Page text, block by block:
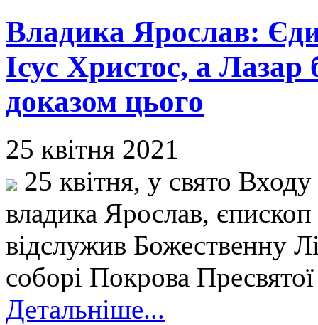
Владика Ярослав:
Ісус Христос, а
доказом цього
25 квітня 2021
25 квітня, у свято
владика Ярослав,
відслужив Божественну
соборі Покрова
Детальніше...